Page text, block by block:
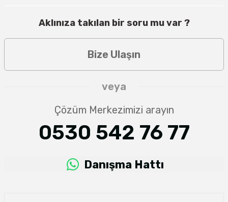
Aklınıza takılan bir soru mu var ?
Bize Ulaşın
veya
Çözüm Merkezimizi arayın
0530 542 76 77
Danışma Hattı